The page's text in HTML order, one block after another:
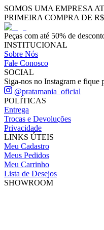
SOMOS UMA EMPRESA
PRIMEIRA COMPRA DE R$
Peças com até 50% de
INSTITUCIONAL
Sobre Nós
Fale Conosco
SOCIAL
Siga-nos no Instagram e fique
@pratamania_oficial
POLÍTICAS
Entrega
Trocas e Devoluções
Privacidade
LINKS ÚTEIS
Meu Cadastro
Meus Pedidos
Meu Carrinho
Lista de Desejos
SHOWROOM